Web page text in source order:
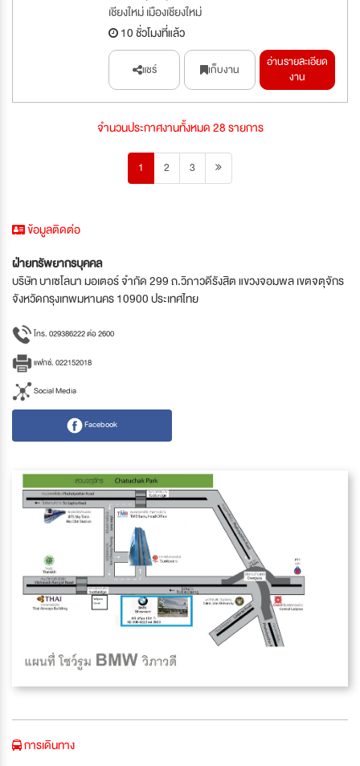
เชียงใหม่ เมืองเชียงใหม่
10 ชั่วโมงที่แล้ว
แชร์ เก็บงาน
อ่านรายละเอียด
งาน
จำนวนประกาศงานทั้งหมด 28 รายการ
1 2 3
ข้อมูลติดต่อ
ฝ่ายทรัพยากรบุคคล
บริษัท บาเซโลนา มอเตอร์ จำกัด 299 ถ.วิภาวดีรังสิต แขวงจอมพล เขตจตุจักร
จังหวัดกรุงเทพมหานคร 10900 ประเทศไทย
โทร. 029386222 ต่อ 2600
แฟกซ์. 022152018
Social Media
Facebook
การเดินทาง